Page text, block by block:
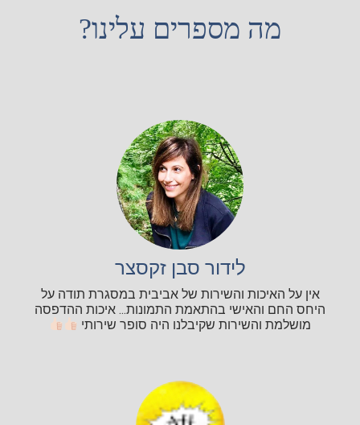
מה מספרים עלינו?
לידור סבן זקסצר
אין על האיכות והשירות של אביבית במסגרת תודה על
היחס החם והאישי בהתאמת התמונות... איכות ההדפסה
מושלמת והשירות שקיבלנו היה סופר שירותי